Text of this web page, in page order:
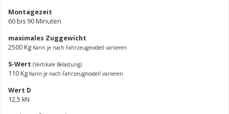
Montagezeit
60 bis 90 Minuten
maximales Zuggewicht
2500 Kg Kann je nach Fahrzeugmodell variieren
S-Wert (Vertikale Belastung)
110 Kg Kann je nach Fahrzeugmodell variieren
Wert D
12,5 kN